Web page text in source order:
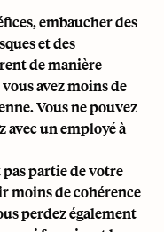
embaucher des
et des
de manière
avez moins de
Vous ne pouvez
avec un employé à
partie de votre
moins de cohérence
perdez également